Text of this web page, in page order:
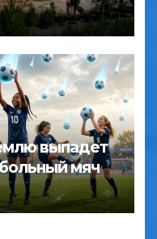
выпадет
мяч